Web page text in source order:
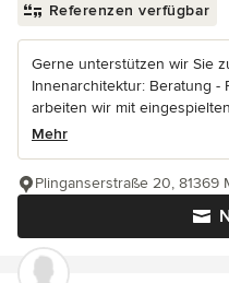
Referenzen verfügbar
Gerne unterstützen wir Sie
Innenarchitektur: Beratung -
arbeiten wir mit
Mehr
Plinganserstraße 20, 81369